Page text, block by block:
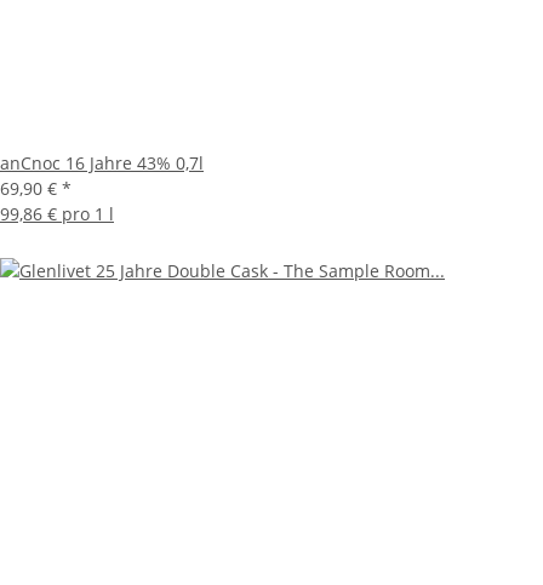
anCnoc 16 Jahre 43% 0,7l
69,90 € *
99,86 € pro 1 l